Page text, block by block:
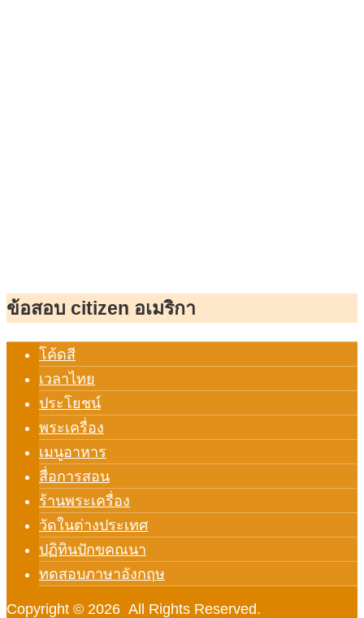
ข้อสอบ citizen อเมริกา
โค้ดสี
เวลาไทย
ประโยชน์
พระเครื่อง
เมนูอาหาร
สื่อการสอน
ร้านพระเครื่อง
วัดในต่างประเทศ
ปฏิทินปักขคณนา
ทดสอบภาษาอังกฤษ
Copyright © 2026 All Rights Reserved.